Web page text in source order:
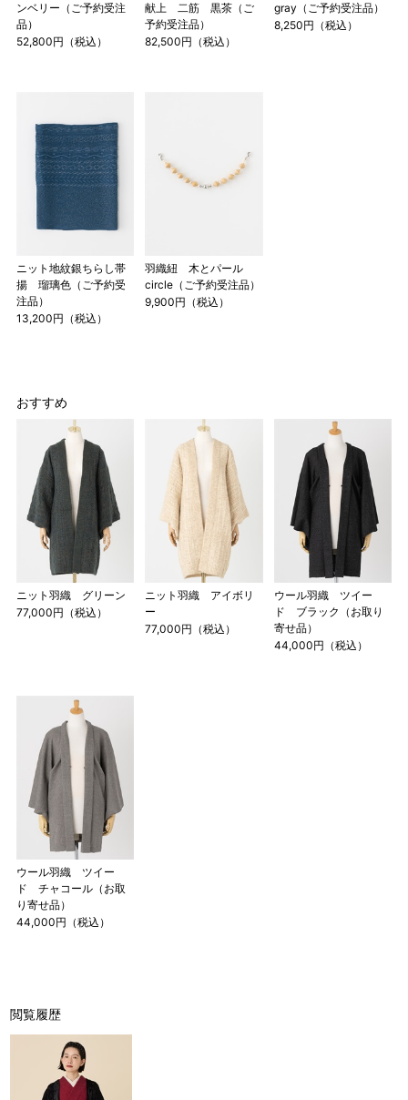
ンベリー（ご予約受注
品）
52,800円（税込）
献上 二筋 黒茶（ご
予約受注品）
82,500円（税込）
gray（ご予約受注品）
8,250円（税込）
ニット地紋銀ちらし帯
揚 瑠璃色（ご予約受
注品）
13,200円（税込）
羽織紐 木とパール
circle（ご予約受注品）
9,900円（税込）
おすすめ
ニット羽織 グリーン
77,000円（税込）
ニット羽織 アイボリ
ー
77,000円（税込）
ウール羽織 ツイー
ド ブラック（お取り
寄せ品）
44,000円（税込）
ウール羽織 ツイー
ド チャコール（お取
り寄せ品）
44,000円（税込）
閲覧履歴